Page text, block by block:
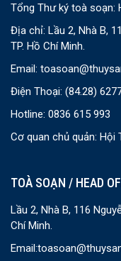
Tổng Thư ký toà soạn:
Địa chỉ: Lầu 2, Nhà B,
TP. Hồ Chí Minh.
Email:
Điện Thoại: (84.28)
Hotline: 0836 615 993
Cơ quan chủ quản: Hội
TOÀ SOẠN / HEAD
Lầu 2, Nhà B, 116
Chí Minh.
Email: